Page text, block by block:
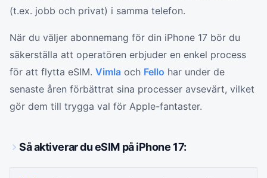
(t.ex. jobb och privat) i samma telefon.
När du väljer abonnemang för din iPhone 17 bör du
säkerställa att operatören erbjuder en enkel process
för att flytta eSIM. Vimla och Fello har under de
senaste åren förbättrat sina processer avsevärt, vilket
gör dem till trygga val för Apple-fantaster.
Så aktiverar du eSIM på iPhone 17: